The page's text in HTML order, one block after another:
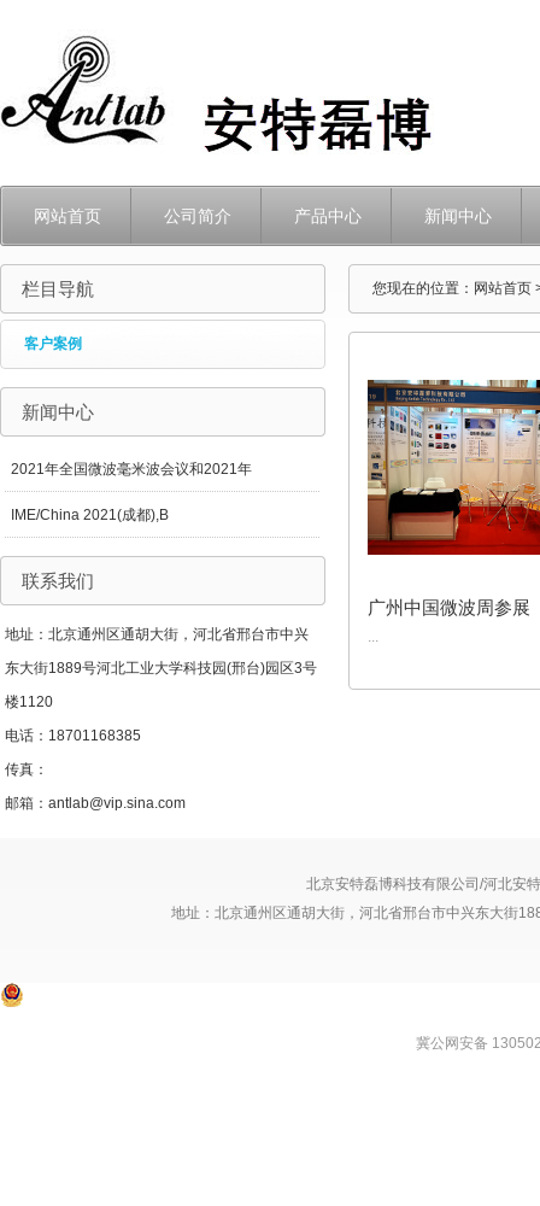
网站首页 公司简介 产品中心 新闻中心
栏目导航
客户案例
新闻中心
2021年全国微波毫米波会议和2021年
IME/China 2021(成都),B
联系我们
地址：北京通州区通胡大街，河北省邢台市中兴
东大街1889号河北工业大学科技园(邢台)园区3号
楼1120
电话：18701168385
传真：
邮箱：antlab@vip.sina.com
您现在的位置： 网站首页
广州中国微波周参展
...
北京安特磊博科技有限公司/河北安
地址：北京通州区通胡大街，河北省邢台市中兴东大街
冀公网安备